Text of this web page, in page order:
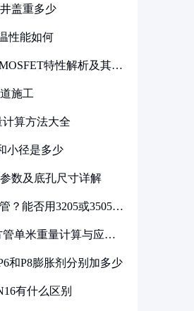
盖重多少
性能如何
特性解析及其在
施工
计算方法大全
小径是多少
数及底孔尺寸详解
？能否用3205或3505代
管单米重量计算与应用
和P8膨胀剂分别加多少
有什么区别